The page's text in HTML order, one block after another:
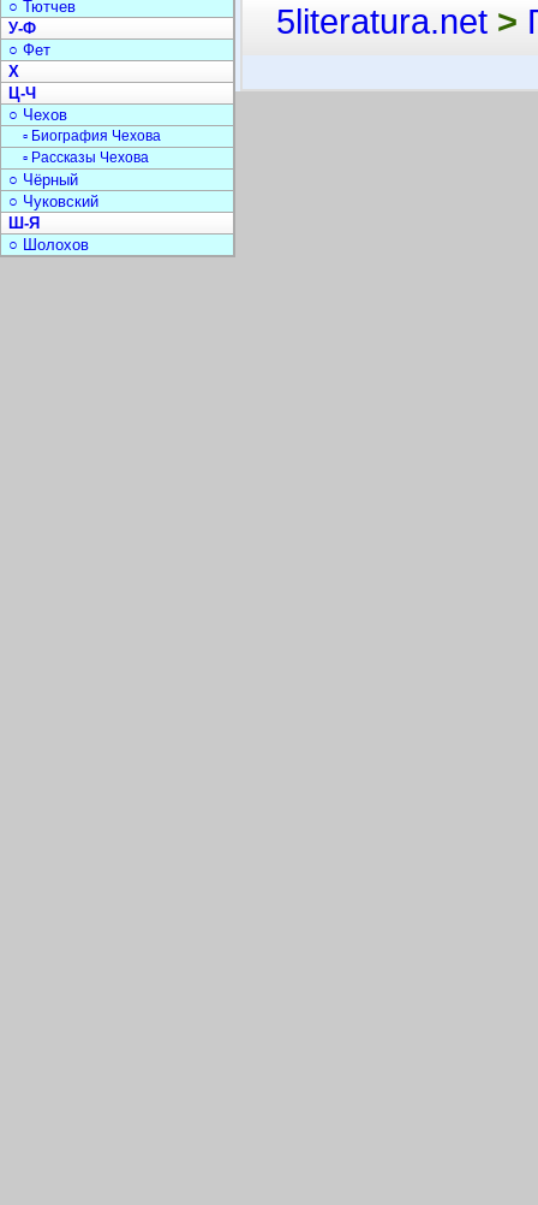
○ Тютчев
У-Ф
○ Фет
Х
Ц-Ч
○ Чехов
▫ Биография Чехова
▫ Рассказы Чехова
○ Чёрный
○ Чуковский
Ш-Я
○ Шолохов
5literatura.net >